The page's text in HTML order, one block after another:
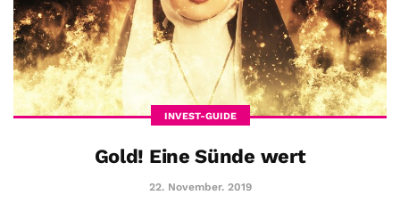
INVEST-GUIDE
Gold! Eine Sünde wert
22. November. 2019